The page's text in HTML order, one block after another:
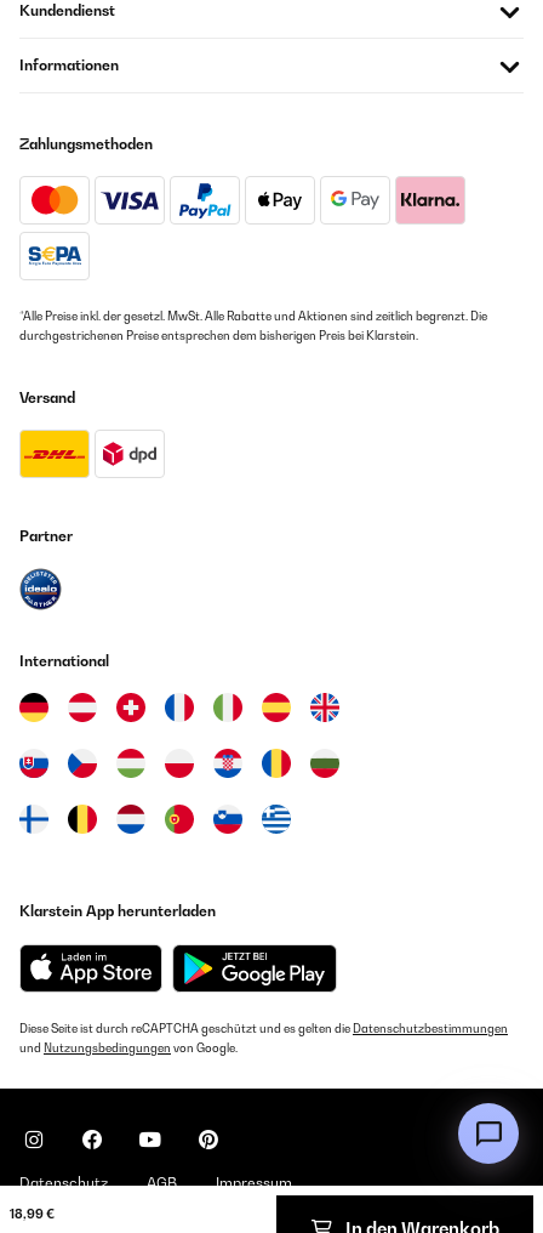
18,99 €
In den Warenkorb
Kundendienst
Informationen
Zahlungsmethoden
*Alle Preise inkl. der gesetzl. MwSt. Alle Rabatte und Aktionen sind zeitlich begrenzt. Die
durchgestrichenen Preise entsprechen dem bisherigen Preis bei Klarstein.
Versand
Partner
International
Klarstein App herunterladen
Diese Seite ist durch reCAPTCHA geschützt und es gelten die Datenschutzbestimmungen
und Nutzungsbedingungen von Google.
Datenschutz AGB Impressum